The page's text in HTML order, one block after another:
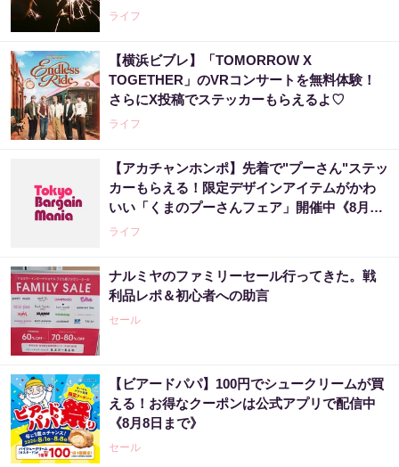
ライフ
【横浜ビブレ】「TOMORROW X
TOGETHER」のVRコンサートを無料体験！
さらにX投稿でステッカーもらえるよ♡
ライフ
【アカチャンホンポ】先着で"プーさん"ステッ
カーもらえる！限定デザインアイテムがかわ
いい「くまのプーさんフェア」開催中《8月27
日まで》
ライフ
ナルミヤのファミリーセール行ってきた。戦
利品レポ＆初心者への助言
セール
【ビアードパパ】100円でシュークリームが買
える！お得なクーポンは公式アプリで配信中
《8月8日まで》
セール